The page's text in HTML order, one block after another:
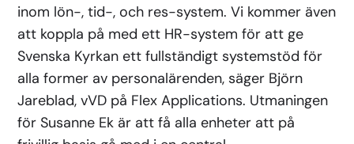
inom lön-, tid-, och res-system. Vi kommer även
att koppla på med ett HR-system för att ge
Svenska Kyrkan ett fullständigt systemstöd för
alla former av personalärenden, säger Björn
Jareblad, vVD på Flex Applications. Utmaningen
för Susanne Ek är att få alla enheter att på